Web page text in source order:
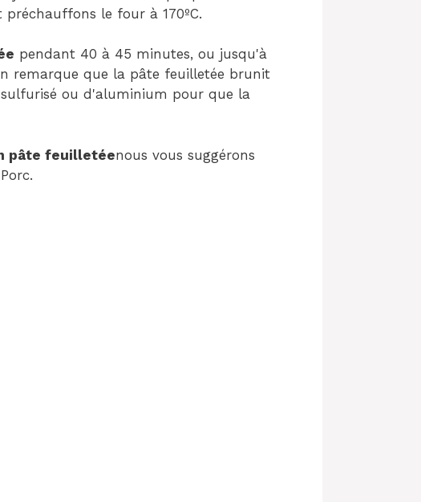
le four à 170ºC.
pendant 40 à 45 minutes, ou jusqu'à
remarque que la pâte feuilletée brunit
ou d'aluminium pour que la
pâte feuilletéenous vous suggérons